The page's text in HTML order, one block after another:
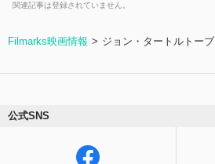
関連記事は登録されていません。
Filmarks映画情報 ジョン・タートルトーブ
公式SNS